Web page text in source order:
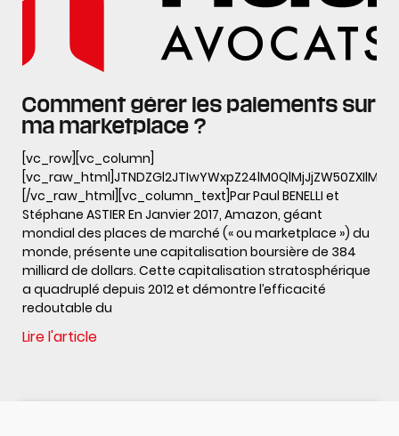
Comment gérer les paiements sur
ma marketplace ?
[vc_row][vc_column]
[/vc_raw_html][vc_column_text]Par Paul BENELLI et
Stéphane ASTIER En Janvier 2017, Amazon, géant
mondial des places de marché (« ou marketplace ») du
monde, présente une capitalisation boursière de 384
milliard de dollars. Cette capitalisation stratosphérique
a quadruplé depuis 2012 et démontre l’efficacité
redoutable du
Lire l'article